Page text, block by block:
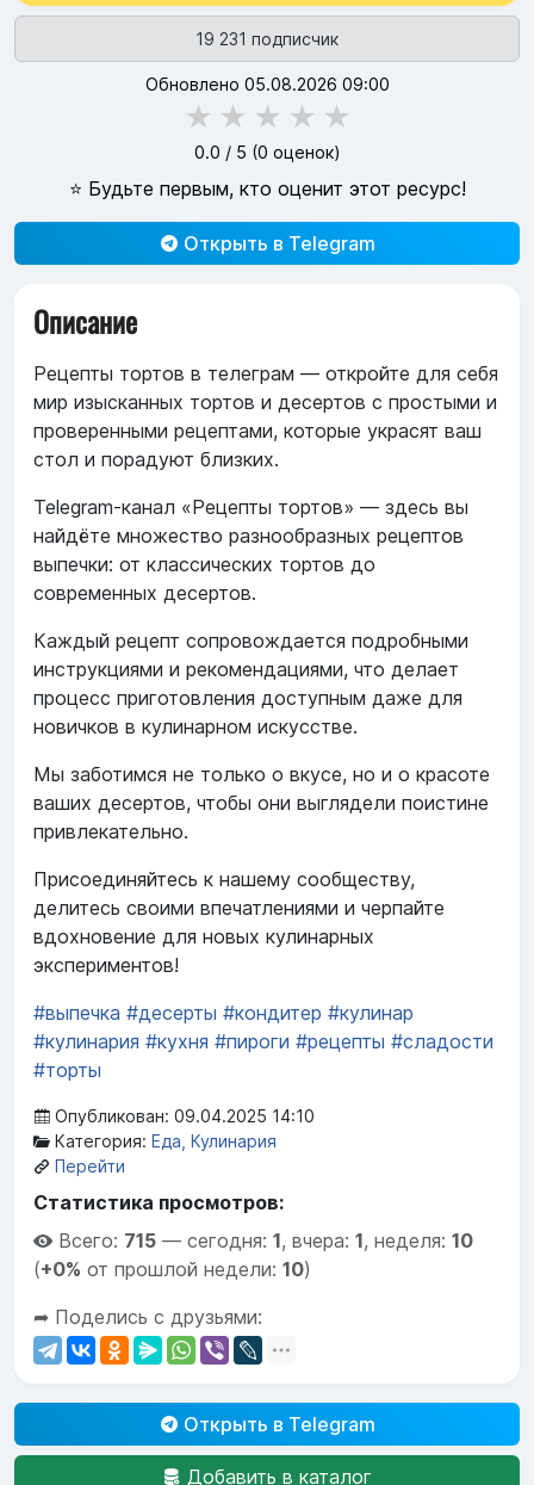
19 231 подписчик
Обновлено 05.08.2026 09:00
★ ★ ★ ★ ★
0.0 / 5 (0 оценок)
⭐ Будьте первым, кто оценит этот ресурс!
Открыть в Telegram
Описание
Рецепты тортов в телеграм — откройте для себя
мир изысканных тортов и десертов с простыми и
проверенными рецептами, которые украсят ваш
стол и порадуют близких.
Telegram-канал «Рецепты тортов» — здесь вы
найдёте множество разнообразных рецептов
выпечки: от классических тортов до
современных десертов.
Каждый рецепт сопровождается подробными
инструкциями и рекомендациями, что делает
процесс приготовления доступным даже для
новичков в кулинарном искусстве.
Мы заботимся не только о вкусе, но и о красоте
ваших десертов, чтобы они выглядели поистине
привлекательно.
Присоединяйтесь к нашему сообществу,
делитесь своими впечатлениями и черпайте
вдохновение для новых кулинарных
экспериментов!
#выпечка #десерты #кондитер #кулинар
#кулинария #кухня #пироги #рецепты #сладости
#торты
Опубликован: 09.04.2025 14:10
Категория: Еда, Кулинария
Перейти
Статистика просмотров:
Всего: 715 — сегодня: 1, вчера: 1, неделя: 10
(+0% от прошлой недели: 10)
➦ Поделись с друзьями:
Открыть в Telegram
Добавить в каталог